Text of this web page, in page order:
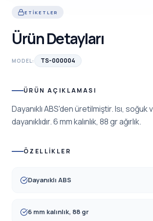
ETIKETLER
Ürün Detayları
MODEL: TS-000004
ÜRÜN AÇIKLAMASI
Dayanıklı ABS'den üretilmiştir. Isı,
dayanıklıdır. 6 mm kalınlık, 88 gr ağırlık.
ÖZELLIKLER
Dayanıklı ABS
6 mm kalınlık, 88 gr